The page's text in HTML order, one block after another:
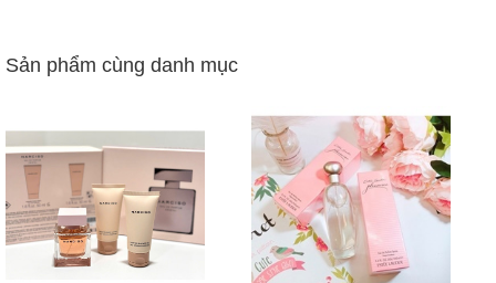
Sản phẩm cùng danh mục